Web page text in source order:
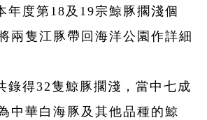
年度第18及19宗鯨豚擱淺個
兩隻江豚帶回海洋公園作詳細
錄得32隻鯨豚擱淺，當中七成
中華白海豚及其他品種的鯨